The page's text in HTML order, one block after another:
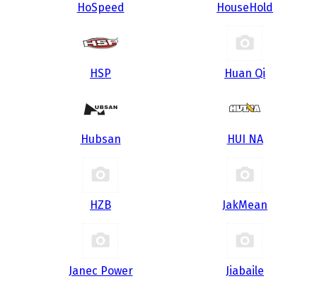
HoSpeed HouseHold
HSP Huan Qi
Hubsan HUI NA
HZB JakMean
Janec Power Jiabaile